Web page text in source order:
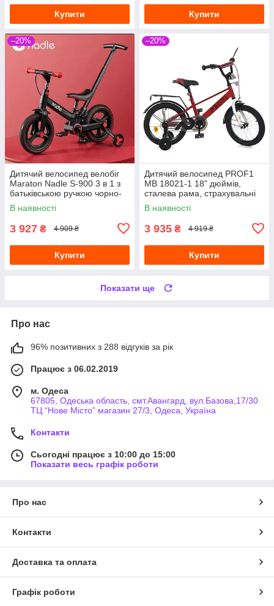
Купити Купити
–20%
Дитячий велосипед велобіг
Maraton Nadle S-900 3 в 1 з
батьківською ручкою чорно-
червоний
В наявності
3 927 ₴ 4 909 ₴
Купити
–20%
Дитячий велосипед PROF1
MB 18021-1 18" дюймів,
сталева рама, страхувальні
колеса, багажник із
затискачем, червоний
В наявності
3 935 ₴ 4 919 ₴
Купити
Показати ще
Про нас
96% позитивних з 288 відгуків за рік
Працює з 06.02.2019
м. Одеса
67805, Одеська область, смт.Авангард, вул.Базова,17/30
ТЦ “Нове Місто” магазин 27/3, Одеса, Україна
Контакти
Сьогодні працює з 10:00 до 15:00
Показати весь графік роботи
Про нас
Контакти
Доставка та оплата
Графік роботи